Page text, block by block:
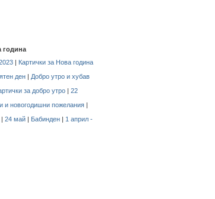
година
| Картички за Нова година
ден| Добро утро и хубав
за добро утро | 22
и новогодишни пожелания|
| 24 май | Бабинден | 1 април -